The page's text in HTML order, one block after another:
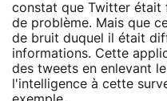
constat que Twitter était
de problème. Mais que
de bruit duquel il était
informations. Cette
des tweets en enlevant
l'intelligence à cette